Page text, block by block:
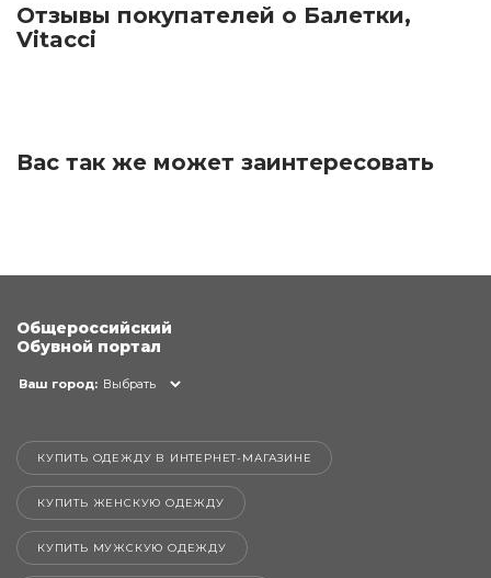
Отзывы покупателей о Балетки,
Vitacci
Вас так же может заинтересовать
Общероссийский
Обувной портал
Ваш город: Выбрать
КУПИТЬ ОДЕЖДУ В ИНТЕРНЕТ-МАГАЗИНЕ
КУПИТЬ ЖЕНСКУЮ ОДЕЖДУ
КУПИТЬ МУЖСКУЮ ОДЕЖДУ